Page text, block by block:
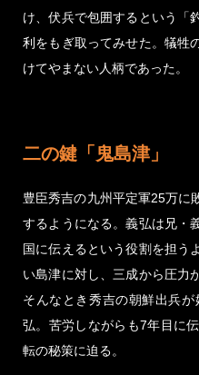
け、伏兵で包囲するという「
利をもぎ取ってみせた。犠牲
けてやまない人柄であった。
二の鍵「鬼島津」
豊臣秀吉の九州平定軍25万に
するようになる。義弘は兄・
国に伝えるという役割を担う
い島津に対し、三成から圧力
そんなとき秀吉の朝鮮出兵
弘。苦労しながらも7年目に
転の秘策に迫る。